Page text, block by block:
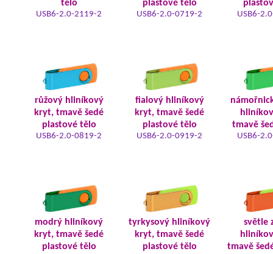
tělo
USB6-2.0-2119-2
plastové tělo
USB6-2.0-0719-2 USB6-
růžový hliníkový
kryt, tmavě šedé
plastové tělo
USB6-2.0-0819-2
fialový hliníkový
kryt, tmavě šedé
plastové tělo
USB6-2.0-0919-2
tmavě
USB6-
modrý hliníkový
kryt, tmavě šedé
plastové tělo
tyrkysový hliníkový
kryt, tmavě šedé
plastové tělo
světle
tmavě